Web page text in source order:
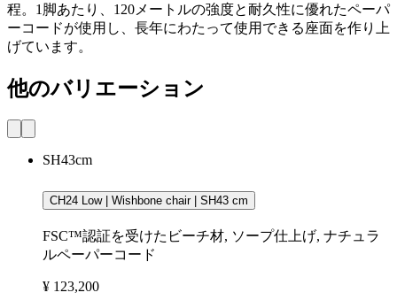
程。1脚あたり、120メートルの強度と耐久性に優れたペーパ
ーコードが使用し、長年にわたって使用できる座面を作り上
げています。
他のバリエーション
SH43cm
CH24 Low | Wishbone chair | SH43 cm
FSC™認証を受けたビーチ材, ソープ仕上げ, ナチュラ
ルペーパーコード
¥ 123,200